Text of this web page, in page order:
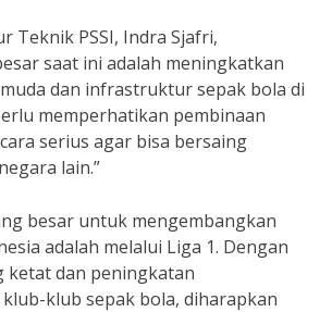
Teknik PSSI, Indra Sjafri,
saat ini adalah meningkatkan
dan infrastruktur sepak bola di
memperhatikan pembinaan
serius agar bisa bersaing
lain.”
besar untuk mengembangkan
adalah melalui Liga 1. Dengan
ketat dan peningkatan
klub sepak bola, diharapkan